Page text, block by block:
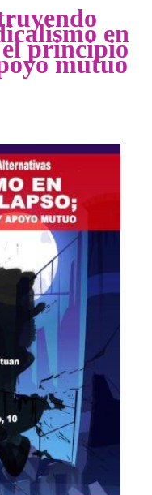
en
el principio
mutuo